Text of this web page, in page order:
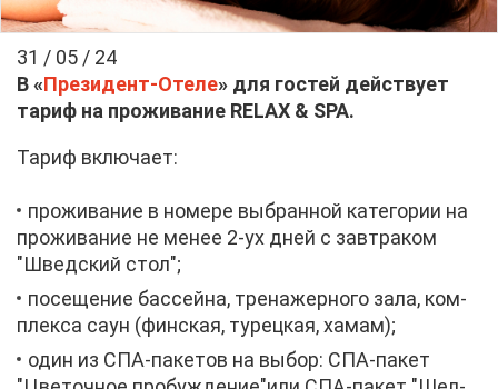
31 / 05 / 24
В «Пре­зи­дент-Оте­ле» для го­стей дей­ству­ет
та­риф на про­жи­ва­ние RELAX & SPA.
Та­риф вклю­ча­ет:
про­жи­ва­ние в но­ме­ре вы­бран­ной ка­те­го­рии на
про­жи­ва­ние не ме­нее 2-ух дней с зав­тра­ком
"Швед­ский стол";
по­се­ще­ние бас­сей­на, тре­на­жер­но­го за­ла, ком­
плек­са саун (фин­ская, ту­рец­кая, ха­мам);
один из СПА-па­ке­тов на вы­бор: СПА-па­кет